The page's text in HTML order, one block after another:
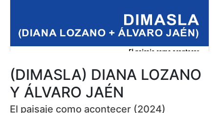
(DIMASLA) DIANA LOZANO
Y ÁLVARO JAÉN
El paisaje como acontecer (2024)